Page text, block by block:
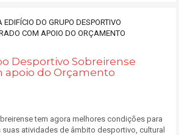
Desportivo Sobreirense
apoio do Orçamento
tem agora melhores condições para
atividades de âmbito desportivo, cultural